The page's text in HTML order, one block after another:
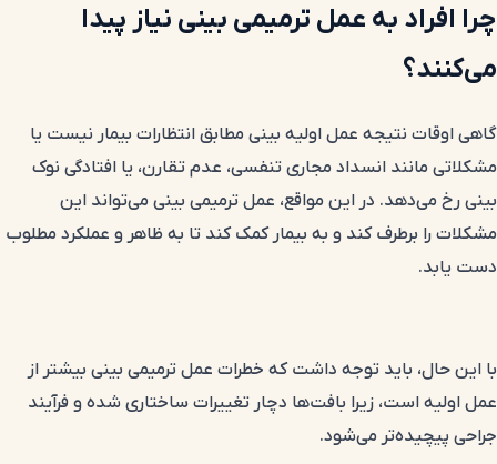
چرا افراد به عمل ترمیمی بینی نیاز پیدا
می‌کنند؟
گاهی اوقات نتیجه عمل اولیه بینی مطابق انتظارات بیمار نیست یا
مشکلاتی مانند انسداد مجاری تنفسی، عدم تقارن، یا افتادگی نوک
بینی رخ می‌دهد. در این مواقع، عمل ترمیمی بینی می‌تواند این
مشکلات را برطرف کند و به بیمار کمک کند تا به ظاهر و عملکرد مطلوب
دست یابد.
با این حال، باید توجه داشت که خطرات عمل ترمیمی بینی بیشتر از
عمل اولیه است، زیرا بافت‌ها دچار تغییرات ساختاری شده و فرآیند
جراحی پیچیده‌تر می‌شود.